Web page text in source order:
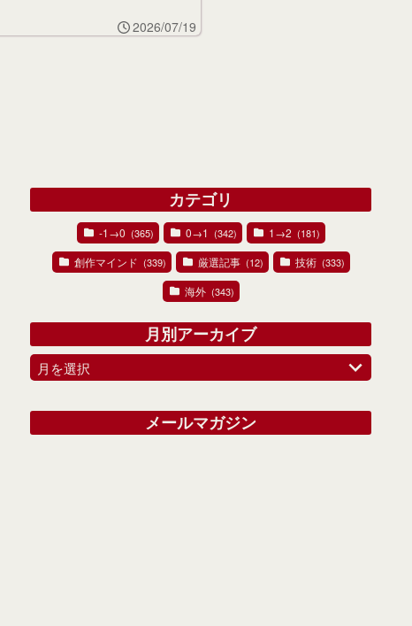
2026/07/19
カテゴリ
-1→0 (365) 0→1 (342) 1→2 (181)
創作マインド (339) 厳選記事 (12) 技術 (333)
海外 (343)
月別アーカイブ
月を選択
メールマガジン